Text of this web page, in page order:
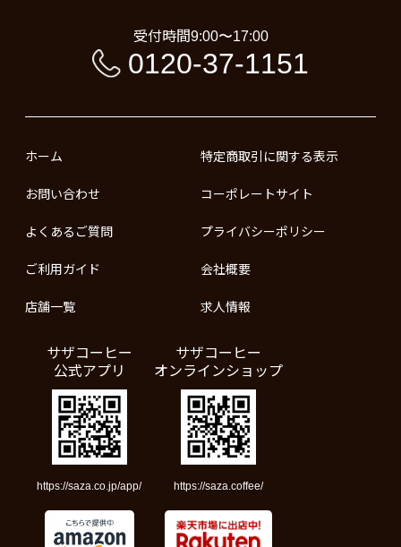
受付時間9:00〜17:00
0120-37-1151
ホーム
お問い合わせ
よくあるご質問
ご利用ガイド
店舗一覧
特定商取引に関する表示
コーポレートサイト
プライバシーポリシー
会社概要
求人情報
サザコーヒー
公式アプリ
https://saza.co.jp/app/
サザコーヒー
オンラインショップ
https://saza.coffee/